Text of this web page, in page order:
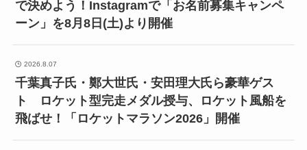
で決めよう！Instagramで「お名前募集キャンペ
ーン」を8月8日(土)より開催
2026.8.07
千葉真子氏・鄭大世氏・安田理大氏ら豪華ゲス
ト ロケット型完走メダル授与、ロケット風船を
飛ばせ！「ロケットマラソン2026」開催